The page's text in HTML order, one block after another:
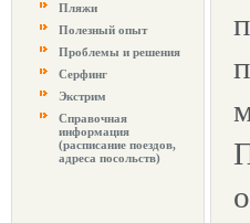
Пляжи
Полезный опыт
Проблемы и решения
Серфинг
Экстрим
Справочная
информация
(расписание поездов,
адреса посольств)